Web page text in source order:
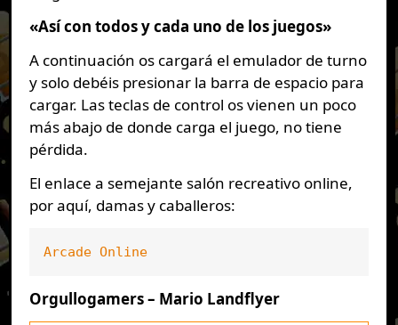
«Así con todos y cada uno de los juegos»
A continuación os cargará el emulador de turno
y solo debéis presionar la barra de espacio para
cargar. Las teclas de control os vienen un poco
más abajo de donde carga el juego, no tiene
pérdida.
El enlace a semejante salón recreativo online,
por aquí, damas y caballeros:
Arcade Online
Orgullogamers – Mario Landflyer